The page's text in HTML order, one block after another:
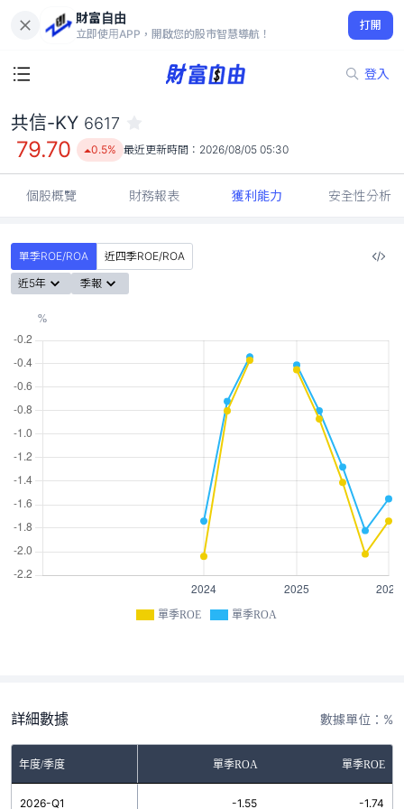
財富自由
立即使用APP，開啟您的股市智慧導航！
打開
登入
79.70
0.5%
共信-KY 6617
79.70 0.5% 最近更新時間： 2026/08/05 05:30
個股概覽 財務報表 獲利能力 安全性分析
單季ROE/ROA
近四季ROE/ROA
近5年
季報
單季ROE 單季ROA
詳細數據 數據單位：%
年度/季度 單季ROA 單季ROE
2026-Q1 -1.55 -1.74